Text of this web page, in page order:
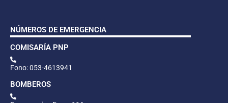
NÚMEROS DE EMERGENCIA
COMISARÍA PNP
Fono: 053-4613941
BOMBEROS